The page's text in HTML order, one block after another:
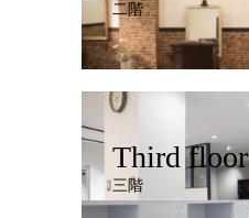
二階
Third floor
三階